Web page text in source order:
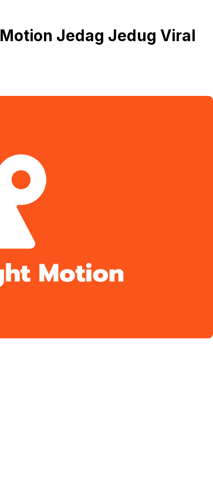
Jedag Jedug Viral